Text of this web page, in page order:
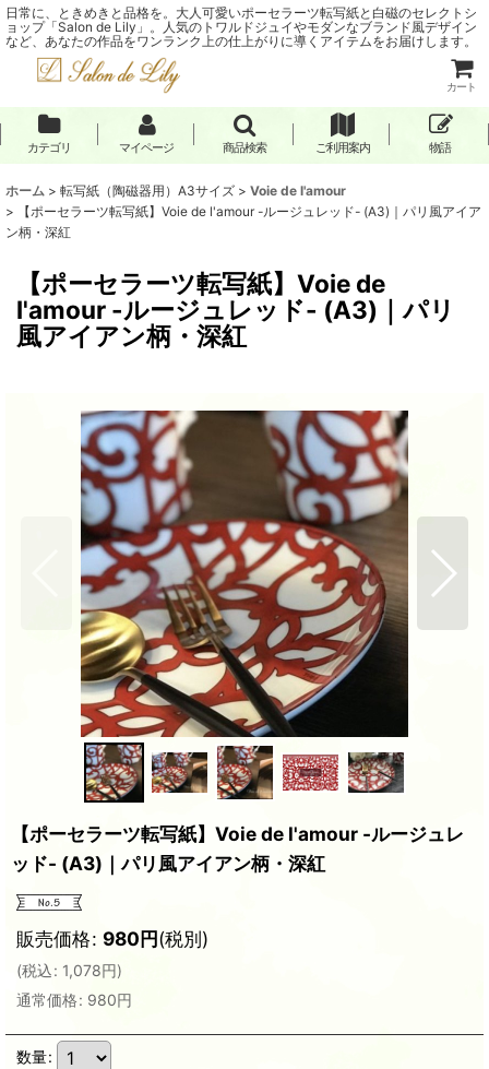
日常に、ときめきと品格を。大人可愛いポーセラーツ転写紙と白磁のセレクトシ
ョップ「Salon de Lily」。人気のトワルドジュイやモダンなブランド風デザイン
など、あなたの作品をワンランク上の仕上がりに導くアイテムをお届けします。
カート
カテゴリ マイページ 商品検索 ご利用案内 物語
ホーム > 転写紙（陶磁器用）A3サイズ > Voie de l'amour
>
【ポーセラーツ転写紙】Voie de l'amour -ルージュレッド- (A3)｜パリ風アイア
ン柄・深紅
【ポーセラーツ転写紙】Voie de
l'amour -ルージュレッド- (A3)｜パリ
風アイアン柄・深紅
【ポーセラーツ転写紙】Voie de l'amour -ルージュレ
ッド- (A3)｜パリ風アイアン柄・深紅
販売価格: 980円(税別)
(税込: 1,078円)
通常価格: 980円
数量: